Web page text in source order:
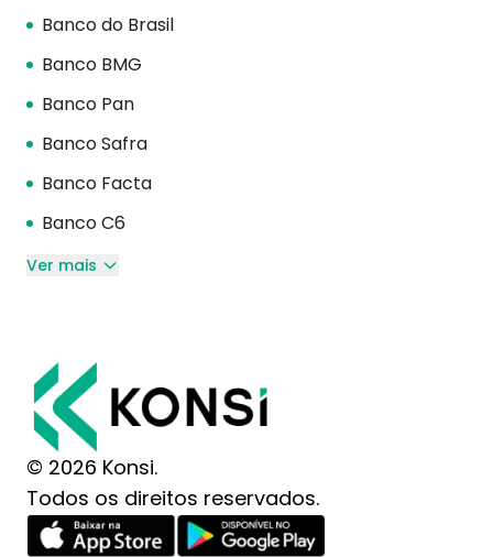
Banco do Brasil
Banco BMG
Banco Pan
Banco Safra
Banco Facta
Banco C6
Ver mais
© 2026 Konsi.
Todos os direitos reservados.